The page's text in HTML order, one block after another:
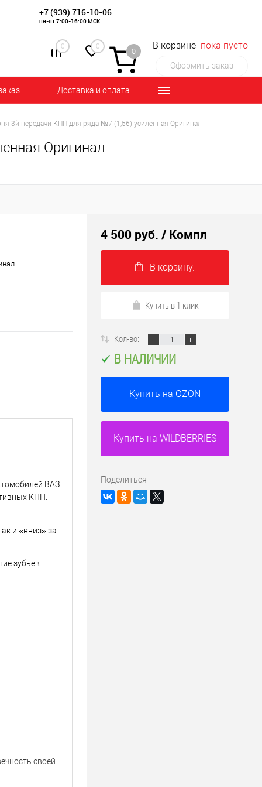
+7 (939) 716-10-06
пн-пт 7:00-16:00 МСК
0 0
0
В корзине пока пусто
Оформить заказ
Доставка и оплата
3й передачи КПП для ряда №7 (1,56) усиленная Оригинал
Оригинал
ВАЗ.
КПП.
и «вниз» за
зубьев.
своей
4 500 руб. / Компл
В корзину.
Купить в 1 клик
Кол-во:
В НАЛИЧИИ
Купить на OZON
Купить на WILDBERRIES
Поделиться